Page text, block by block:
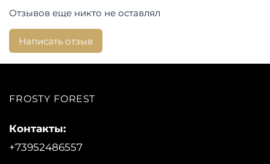
PADDING, 450 гр.
Подклад: 100% полиэстер
Посадка:
Бренд:Scanndi Finland
Отзывов еще никто не оставлял
Написать отзыв
FROSTY FOREST
Контакты:
+73952486557